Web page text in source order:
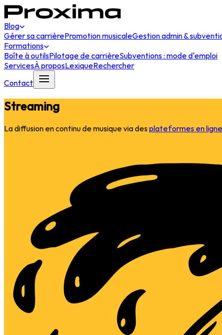
Blog
Gérer sa carrièrePromotion musicaleGestion admin &
Formations
Boîte à outilsPilotage de carrièreSubventions : mode d'emploi
ServicesÀ proposLexiqueRechercher
Contact
Streaming
La diffusion en continu de musique via desplateformes en ligne